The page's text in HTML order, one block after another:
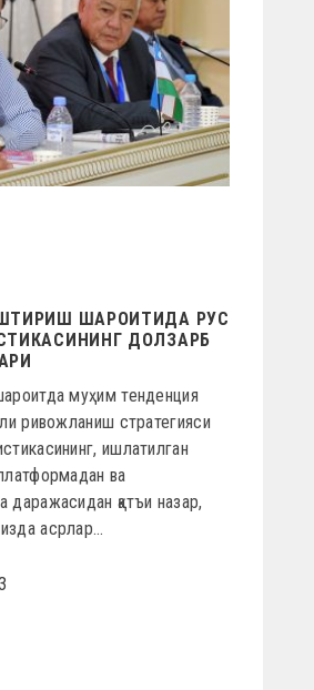
ШАРОИТИДА РУС
ДОЛЗАРБ
муҳим тенденция
ривожланиш стратегияси
ишлатилган
ва
даражасидан қатъи назар,
асрлар…